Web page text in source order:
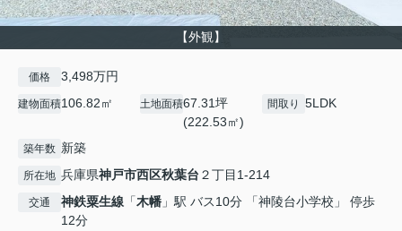
【外観】
価格 3,498万円
建物面積106.82㎡ 土地面積67.31坪
(222.53㎡)
間取り 5LDK
築年数 新築
所在地 兵庫県神戸市西区秋葉台 ２丁目1-214
交通 神鉄粟生線 「木幡 」駅 バス10分 「神陵台小学校」 停歩
12分